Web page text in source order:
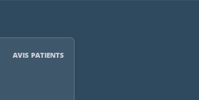
AVIS PATIENTS